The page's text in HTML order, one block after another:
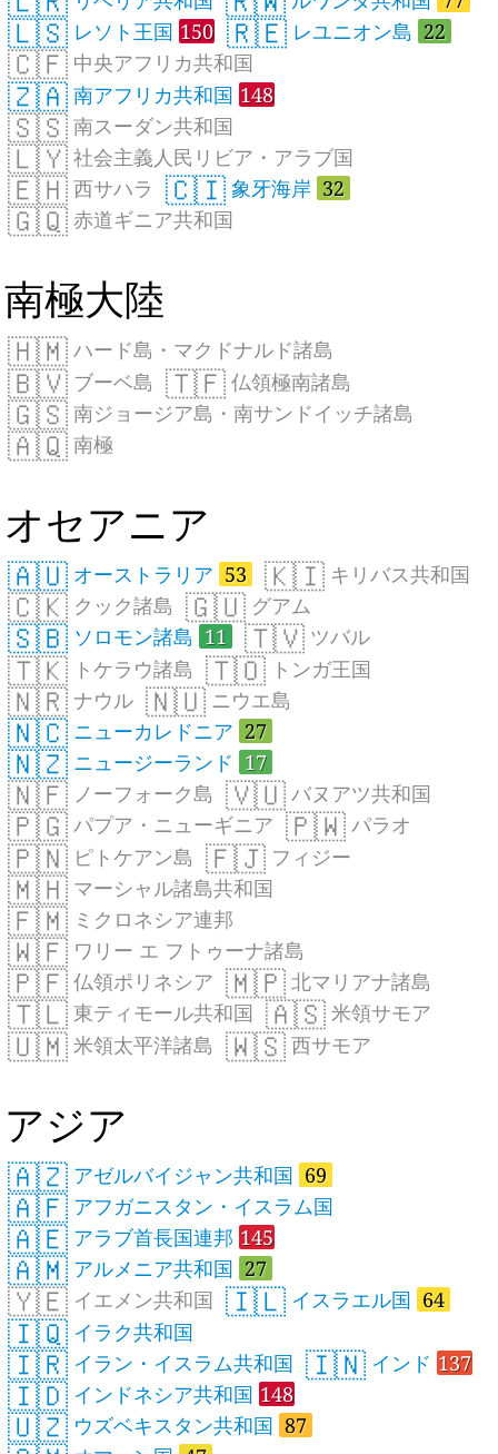
🇱🇸 レソト王国 150 🇷🇪 レユニオン島 22
🇨🇫 中央アフリカ共和国
🇿🇦 南アフリカ共和国 148
🇸🇸 南スーダン共和国
🇱🇾 社会主義人民リビア・アラブ国
🇪🇭 西サハラ 🇨🇮 象牙海岸 32
🇬🇶 赤道ギニア共和国
南極大陸
🇭🇲 ハード島・マクドナルド諸島
🇧🇻 ブーベ島 🇹🇫 仏領極南諸島
🇬🇸 南ジョージア島・南サンドイッチ諸島
🇦🇶 南極
オセアニア
🇦🇺 オーストラリア 53 🇰🇮 キリバス共和国
🇨🇰 クック諸島 🇬🇺 グアム
🇸🇧 ソロモン諸島 11 🇹🇻 ツバル
🇹🇰 トケラウ諸島 🇹🇴 トンガ王国
🇳🇷 ナウル 🇳🇺 ニウエ島
🇳🇨 ニューカレドニア 27
🇳🇿 ニュージーランド 17
🇳🇫 ノーフォーク島 🇻🇺 バヌアツ共和国
🇵🇬 パプア・ニューギニア 🇵🇼 パラオ
🇵🇳 ピトケアン島 🇫🇯 フィジー
🇲🇭 マーシャル諸島共和国
🇫🇲 ミクロネシア連邦
🇼🇫 ワリー エ フトゥーナ諸島
🇵🇫 仏領ポリネシア 🇲🇵 北マリアナ諸島
🇹🇱 東ティモール共和国 🇦🇸 米領サモア
🇺🇲 米領太平洋諸島 🇼🇸 西サモア
アジア
🇦🇿 アゼルバイジャン共和国 69
🇦🇫 アフガニスタン・イスラム国
🇦🇪 アラブ首長国連邦 145
🇦🇲 アルメニア共和国 27
🇾🇪 イエメン共和国 🇮🇱 イスラエル国 64
🇮🇶 イラク共和国
🇮🇷 イラン・イスラム共和国 🇮🇳 インド 137
🇮🇩 インドネシア共和国 148
🇺🇿 ウズベキスタン共和国 87